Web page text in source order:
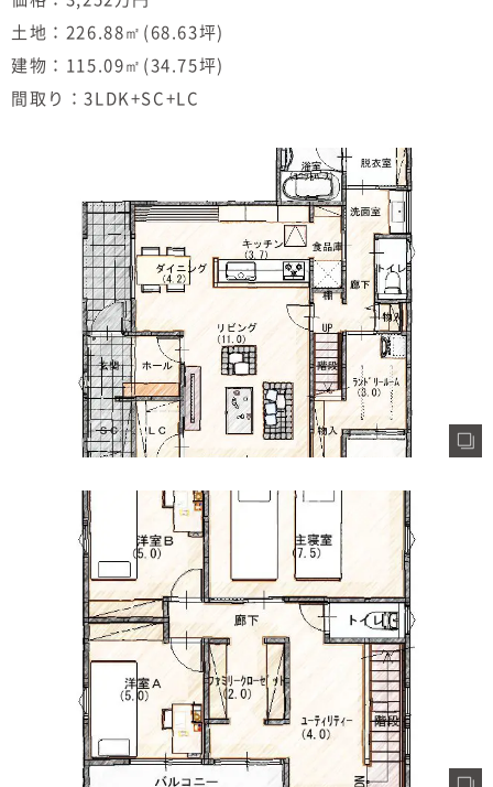
お問い合わ
せ
1806
土地：226.88㎡(68.63坪)
建物：115.09㎡(34.75坪)
間取り：3LDK+SC+LC